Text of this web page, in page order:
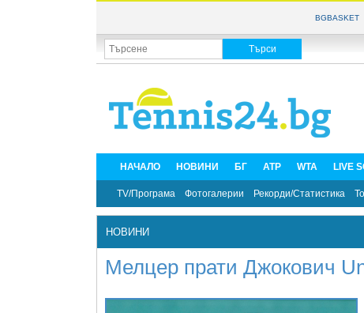
BGBASKET
НАЧАЛО НОВИНИ БГ ATP WTA LIVE
TV/Програма Фотогалерии Рекорди/Статистика
НОВИНИ
Мелцер прати Джокович